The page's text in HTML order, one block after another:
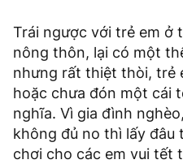
Trái ngược với trẻ em ở
nông thôn, lại có một
nhưng rất thiệt thòi, trẻ
hoặc chưa đón một cái
nghĩa. Vì gia đình
không đủ no thì lấy đâu
chơi cho các em vui tết